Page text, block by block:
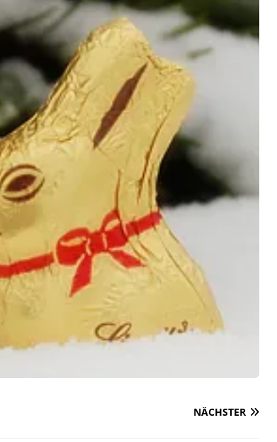
NÄCHSTER